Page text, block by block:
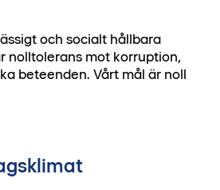
och socialt hållbara
nolltolerans mot korruption,
beteenden. Vårt mål är noll